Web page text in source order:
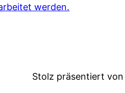
werden.
Stolz präsentiert von